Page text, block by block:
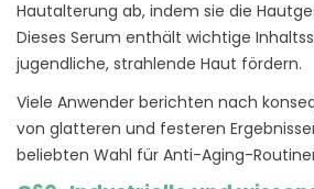
Hautalterung ab, indem sie die
Dieses Serum enthält wichtige
jugendliche, strahlende Haut fördern.
Viele Anwender berichten nach
von glatteren und festeren
beliebten Wahl für Anti-Aging-